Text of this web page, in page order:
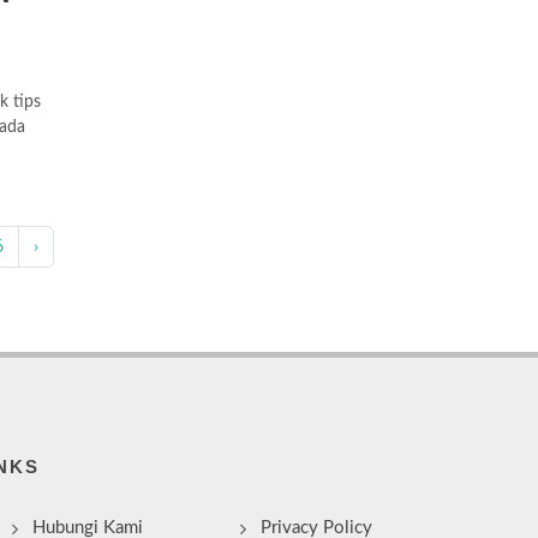
tips
›
Hubungi Kami Privacy Policy